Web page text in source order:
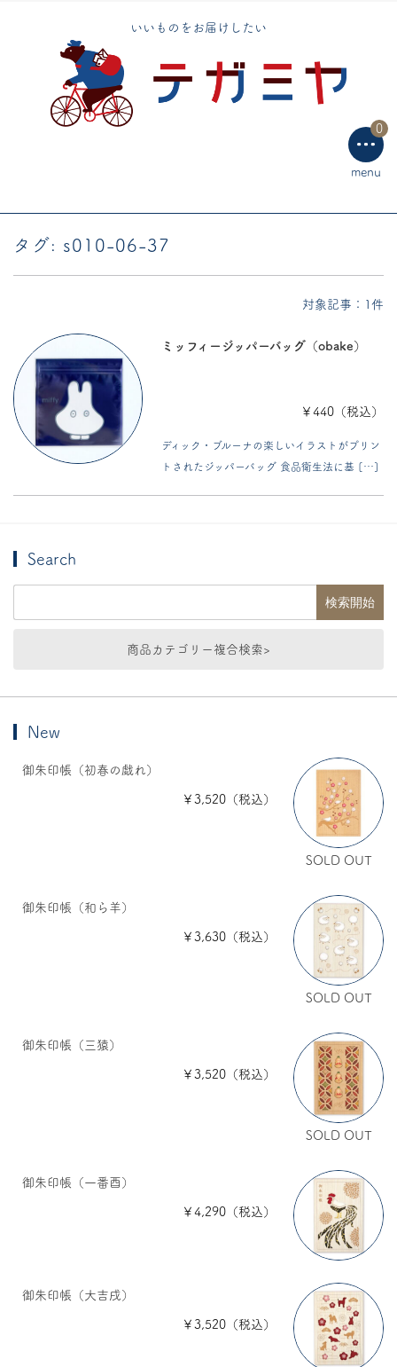
いいものをお届けしたい
0
エコバッグ
手芸用品
ラッピング用品
menu
タグ: s010-06-37
対象記事：1件
ミッフィージッパーバッグ（obake）
￥440（税込）
ディック・ブルーナの楽しいイラストがプリン
トされたジッパーバッグ 食品衛生法に基 […]
Search
商品カテゴリー複合検索>
New
SOLD OUT
御朱印帳（初春の戯れ）
￥3,520（税込）
SOLD OUT
御朱印帳（和ら羊）
￥3,630（税込）
SOLD OUT
御朱印帳（三猿）
￥3,520（税込）
御朱印帳（一番酉）
￥4,290（税込）
御朱印帳（大吉戌）
￥3,520（税込）